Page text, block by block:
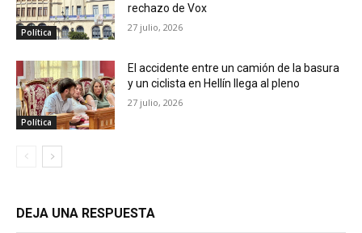
Política
rechazo de Vox
27 julio, 2026
Política
El accidente entre un camión de la basura
y un ciclista en Hellín llega al pleno
27 julio, 2026
DEJA UNA RESPUESTA